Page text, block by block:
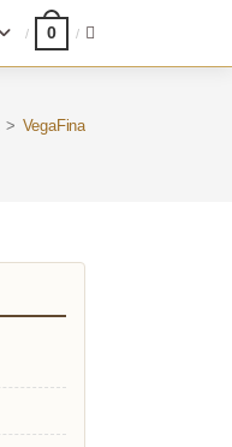
0 TOGGLE
> VegaFina